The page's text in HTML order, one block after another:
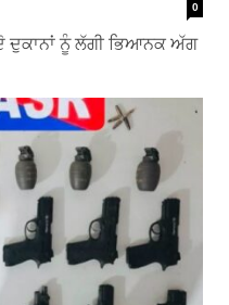
0
ਦੁਕਾਨਾਂ ਨੂੰ ਲੱਗੀ ਭਿਆਨਕ ਅੱਗ